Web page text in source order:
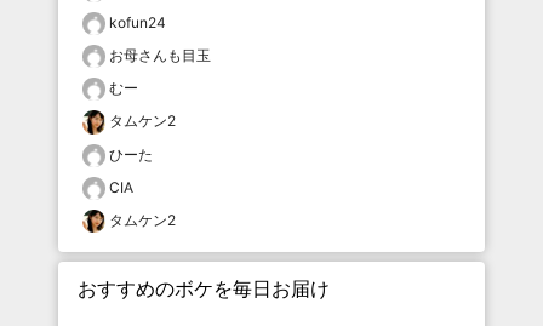
kofun24
お母さんも目玉
むー
タムケン2
ひーた
CIA
タムケン2
おすすめのボケを毎日お届け